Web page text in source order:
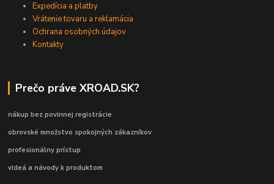
Expedícia a platby
Vrátenie tovaru a reklamácia
Ochrana osobných údajov
Kontakty
Prečo práve XROAD.SK?
nákup bez povinnej registrácie
obrovské množstvo spokojných zákazníkov
profesionálny prístup
videá a návody k produktom